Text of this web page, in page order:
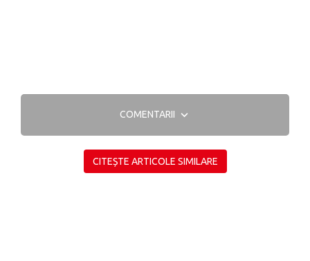
COMENTARII
CITEȘTE ARTICOLE SIMILARE